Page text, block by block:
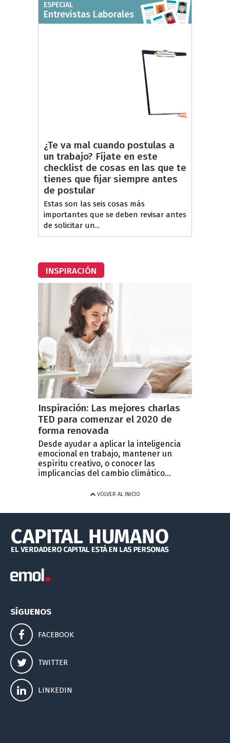
ESPECIAL
Entrevistas Laborales
¿Te va mal cuando postulas a
un trabajo? Fíjate en este
checklist de cosas en las que te
tienes que fijar siempre antes
de postular
Estas son las seis cosas más
importantes que se deben revisar antes
de solicitar un...
INSPIRACIÓN
Inspiración: Las mejores charlas
TED para comenzar el 2020 de
forma renovada
Desde ayudar a aplicar la inteligencia
emocional en trabajo, mantener un
espíritu creativo, o conocer las
implicancias del cambio climático...
VOLVER AL INICIO
SÍGUENOS
FACEBOOK
TWITTER
LINKEDIN